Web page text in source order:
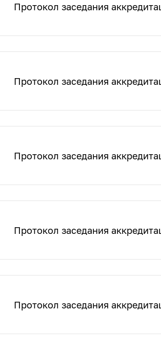
Протокол заседания
Протокол заседания
Протокол заседания
Протокол заседания
Протокол заседания